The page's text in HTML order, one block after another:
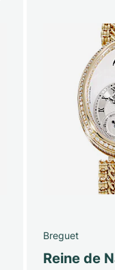
Breguet
Reine de